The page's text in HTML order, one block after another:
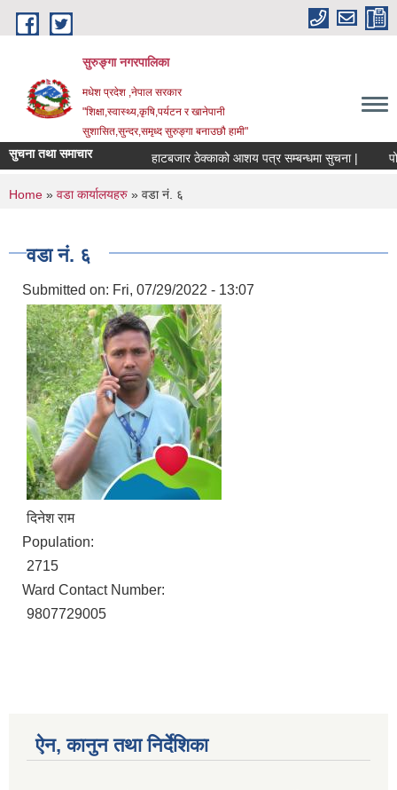
Skip to main content
सुरुङ्‍गा नगरपालिका
मधेश प्रदेश ,नेपाल सरकार
"शिक्षा,स्वास्थ्य,कृषि,पर्यटन र खानेपानी
सुशासित,सुन्दर,समृध्द सुरुङ्गा बनाउछौ हामी"
सुचना तथा समाचार हाटबजार ठेक्काको आशय पत्र सम्बन्धमा सुचना |
You are here
Home » वडा कार्यालयहरु » वडा नं. ६
वडा नं. ६
Submitted on: Fri, 07/29/2022 - 13:07
दिनेश राम
Population:
2715
Ward Contact Number:
9807729005
ऐन, कानुन तथा निर्देशिका